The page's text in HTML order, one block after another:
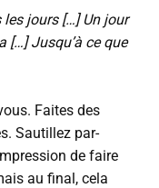
jours […] Un jour
[…] Jusqu’à ce que
Faites des
Sautillez par-
de faire
au final, cela